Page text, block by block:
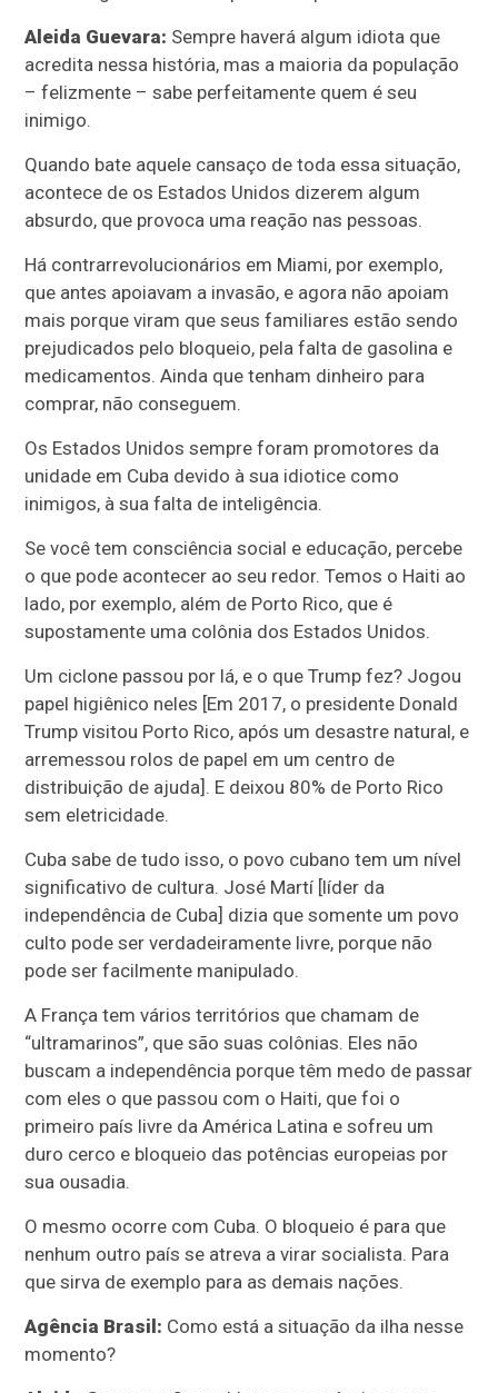
Aleida Guevara: Sempre haverá algum idiota que
acredita nessa história, mas a maioria da população
– felizmente – sabe perfeitamente quem é seu
inimigo.
Quando bate aquele cansaço de toda essa situação,
acontece de os Estados Unidos dizerem algum
absurdo, que provoca uma reação nas pessoas.
Há contrarrevolucionários em Miami, por exemplo,
que antes apoiavam a invasão, e agora não apoiam
mais porque viram que seus familiares estão sendo
prejudicados pelo bloqueio, pela falta de gasolina e
medicamentos. Ainda que tenham dinheiro para
comprar, não conseguem.
Os Estados Unidos sempre foram promotores da
unidade em Cuba devido à sua idiotice como
inimigos, à sua falta de inteligência.
Se você tem consciência social e educação, percebe
o que pode acontecer ao seu redor. Temos o Haiti ao
lado, por exemplo, além de Porto Rico, que é
supostamente uma colônia dos Estados Unidos.
Um ciclone passou por lá, e o que Trump fez? Jogou
papel higiênico neles [Em 2017, o presidente Donald
Trump visitou Porto Rico, após um desastre natural, e
arremessou rolos de papel em um centro de
distribuição de ajuda]. E deixou 80% de Porto Rico
sem eletricidade.
Cuba sabe de tudo isso, o povo cubano tem um nível
significativo de cultura. José Martí [líder da
independência de Cuba] dizia que somente um povo
culto pode ser verdadeiramente livre, porque não
pode ser facilmente manipulado.
A França tem vários territórios que chamam de
“ultramarinos”, que são suas colônias. Eles não
buscam a independência porque têm medo de passar
com eles o que passou com o Haiti, que foi o
primeiro país livre da América Latina e sofreu um
duro cerco e bloqueio das potências europeias por
sua ousadia.
O mesmo ocorre com Cuba. O bloqueio é para que
nenhum outro país se atreva a virar socialista. Para
que sirva de exemplo para as demais nações.
Agência Brasil: Como está a situação da ilha nesse
momento?